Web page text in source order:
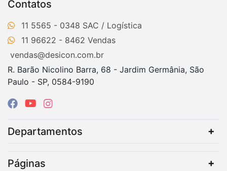
Contatos
11 5565 - 0348
11 96622 - 8462
vendas@desicon.com.br
R. Barão Nicolino Barra, 68 - Jardim Germânia, São
Paulo - SP, 0584-9190
Departamentos
Páginas